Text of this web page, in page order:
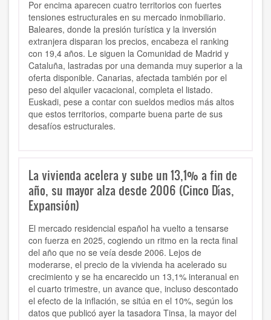
Por encima aparecen cuatro territorios con fuertes
tensiones estructurales en su mercado inmobiliario.
Baleares, donde la presión turística y la inversión
extranjera disparan los precios, encabeza el ranking
con 19,4 años. Le siguen la Comunidad de Madrid y
Cataluña, lastradas por una demanda muy superior a la
oferta disponible. Canarias, afectada también por el
peso del alquiler vacacional, completa el listado.
Euskadi, pese a contar con sueldos medios más altos
que estos territorios, comparte buena parte de sus
desafíos estructurales.
La vivienda acelera y sube un 13,1% a fin de
año, su mayor alza desde 2006 (Cinco Días,
Expansión)
El mercado residencial español ha vuelto a tensarse
con fuerza en 2025, cogiendo un ritmo en la recta final
del año que no se veía desde 2006. Lejos de
moderarse, el precio de la vivienda ha acelerado su
crecimiento y se ha encarecido un 13,1% interanual en
el cuarto trimestre, un avance que, incluso descontado
el efecto de la inflación, se sitúa en el 10%, según los
datos que publicó ayer la tasadora Tinsa, la mayor del